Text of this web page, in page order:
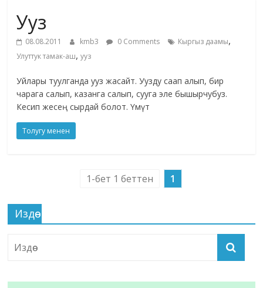
жана
адабияты
Ууз
08.08.2011 kmb3 0 Comments Кыргыз даамы,
Улуттук тамак-аш,ууз
Уйлары туулганда ууз жасайт. Уузду саап алып, бир
чарага салып, казанга салып, сууга эле бышырчубуз.
Кесип жесең сырдай болот. Үмүт
Толугу менен
1-бет 1 беттен 1
Издөө